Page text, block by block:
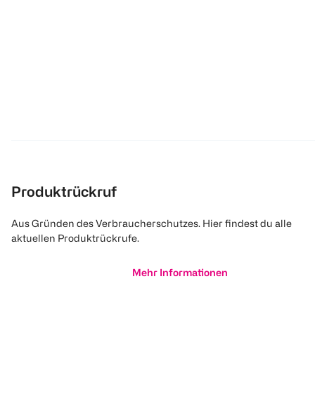
Produktrückruf
Aus Gründen des Verbraucherschutzes. Hier findest du alle
aktuellen Produktrückrufe.
Mehr Informationen